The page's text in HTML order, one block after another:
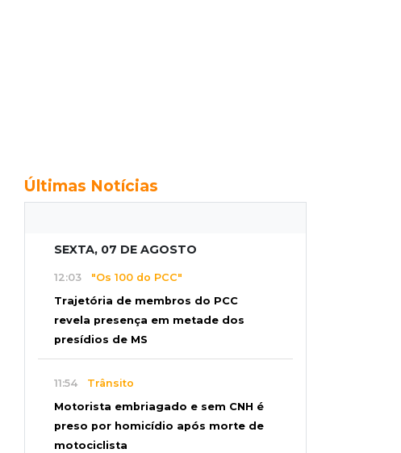
Últimas Notícias
SEXTA, 07 DE AGOSTO
12:03 "Os 100 do PCC"
Trajetória de membros do PCC
revela presença em metade dos
presídios de MS
11:54 Trânsito
Motorista embriagado e sem CNH é
preso por homicídio após morte de
motociclista